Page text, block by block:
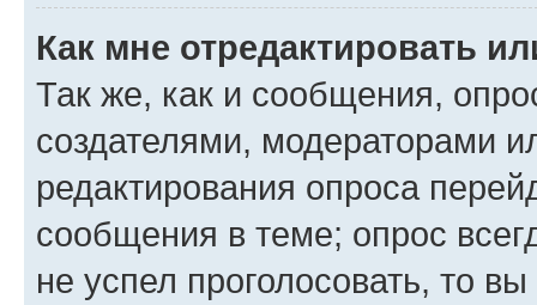
Как мне отредактировать
Так же, как и сообщения,
создателями, модераторами
редактирования опроса
сообщения в теме; опрос
не успел проголосовать, то